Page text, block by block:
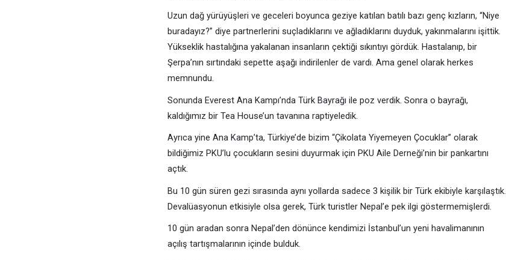
Uzun dağ yürüyüşleri ve geceleri boyunca geziye katılan batılı bazı genç kızların, “Niye
buradayız?” diye partnerlerini suçladıklarını ve ağladıklarını duyduk, yakınmalarını işittik.
Yükseklik hastalığına yakalanan insanların çektiği sıkıntıyı gördük. Hastalanıp, bir
Şerpa’nın sırtındaki sepette aşağı indirilenler de vardı. Ama genel olarak herkes
memnundu.
Sonunda Everest Ana Kampı’nda Türk Bayrağı ile poz verdik. Sonra o bayrağı,
kaldığımız bir Tea House’un tavanına raptiyeledik.
Ayrıca yine Ana Kamp’ta, Türkiye’de bizim “Çikolata Yiyemeyen Çocuklar” olarak
bildiğimiz PKU’lu çocukların sesini duyurmak için PKU Aile Derneği’nin bir pankartını
açtık.
Bu 10 gün süren gezi sırasında aynı yollarda sadece 3 kişilik bir Türk ekibiyle karşılaştık.
Devalüasyonun etkisiyle olsa gerek, Türk turistler Nepal’e pek ilgi göstermemişlerdi.
10 gün aradan sonra Nepal’den dönünce kendimizi İstanbul’un yeni havalimanının
açılış tartışmalarının içinde bulduk.